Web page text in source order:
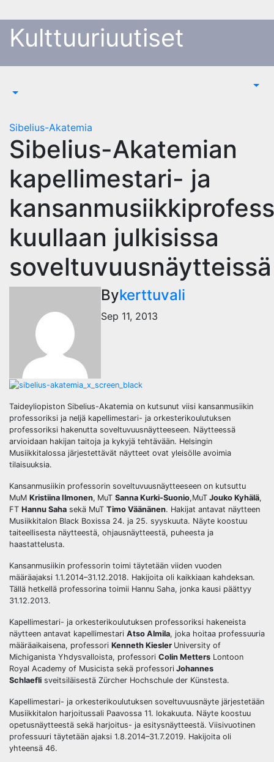
to
content
Kulttuuriuutiset
Sibelius-Akatemia
Sibelius-Akatemian
kapellimestari- ja
kuullaan julkisissa
soveltuvuusnäytteissä
Bykerttuvali
Sep 11, 2013
Taideyliopiston Sibelius-Akatemia on kutsunut viisi kansanmusiikin
professoriksi ja neljä kapellimestari- ja orkesterikoulutuksen
professoriksi hakenutta soveltuvuusnäytteeseen. Näytteessä
arvioidaan hakijan taitoja ja kykyjä tehtävään. Helsingin
Musiikkitalossa järjestettävät näytteet ovat yleisölle avoimia
tilaisuuksia.
Kansanmusiikin professorin soveltuvuusnäytteeseen on kutsuttu
MuM Kristiina Ilmonen, MuT Sanna Kurki-Suonio,MuT Jouko Kyhälä,
FT Hannu Saha sekä MuT Timo Väänänen. Hakijat antavat näytteen
Musiikkitalon Black Boxissa 24. ja 25. syyskuuta. Näyte koostuu
taiteellisesta näytteestä, ohjausnäytteestä, puheesta ja
haastattelusta.
Kansanmusiikin professorin toimi täytetään viiden vuoden
määräajaksi 1.1.2014–31.12.2018. Hakijoita oli kaikkiaan kahdeksan.
Tällä hetkellä professorina toimii Hannu Saha, jonka kausi päättyy
31.12.2013.
Kapellimestari- ja orkesterikoulutuksen professoriksi hakeneista
näytteen antavat kapellimestari Atso Almila, joka hoitaa professuuria
määräaikaisena, professori Kenneth Kiesler University of
Michiganista Yhdysvalloista, professori Colin Metters Lontoon
Royal Academy of Musicista sekä professori Johannes
Schlaefli sveitsiläisestä Zürcher Hochschule der Künstesta.
Kapellimestari- ja orkesterikoulutuksen soveltuvuusnäyte järjestetään
Musiikkitalon harjoitussali Paavossa 11. lokakuuta. Näyte koostuu
opetusnäytteestä sekä harjoitus- ja esitysnäytteestä. Viisivuotinen
professuuri täytetään ajaksi 1.8.2014–31.7.2019. Hakijoita oli
yhteensä 46.